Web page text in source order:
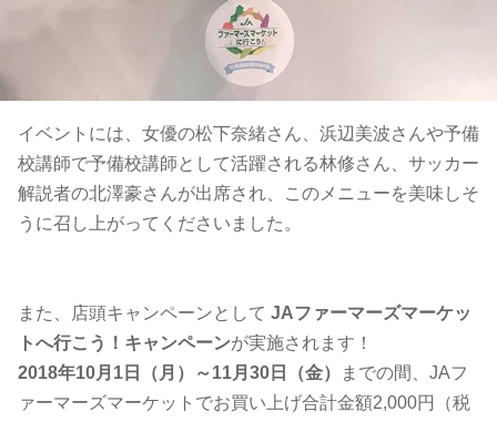
イベントには、女優の松下奈緒さん、浜辺美波さんや予備
校講師で予備校講師として活躍される林修さん、サッカー
解説者の北澤豪さんが出席され、このメニューを美味しそ
うに召し上がってくださいました。
また、店頭キャンペーンとして JAファーマーズマーケッ
トへ行こう！キャンペーンが実施されます！
2018年10月1日（月）～11月30日（金）
までの間、JAフ
ァーマーズマーケットでお買い上げ合計金額2,000円（税